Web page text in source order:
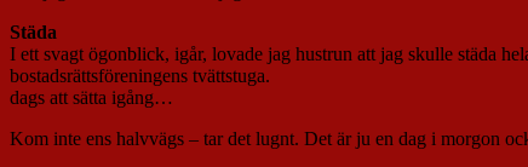
Städa
I ett svagt ögonblick, igår, lovade jag hustrun att jag skulle städa
bostadsrättsföreningens tvättstuga.
dags att sätta igång…
Kom inte ens halvvägs – tar det lugnt. Det är ju en dag i morgon